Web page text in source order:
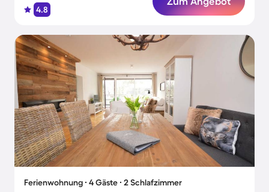
4.8
Ferienwohnung ∙ 4 Gäste ∙ 2 Schlafzimmer